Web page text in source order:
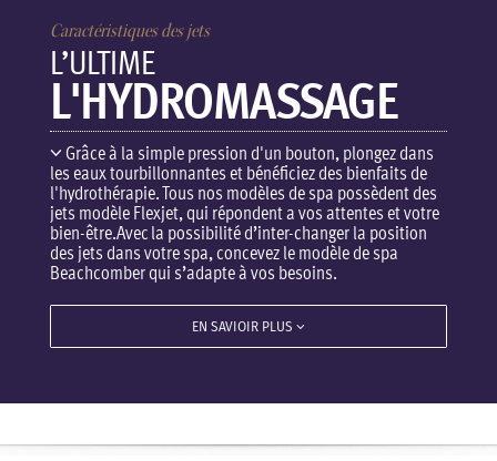
Caractéristiques des jets
L’ULTIME
L'HYDROMASSAGE
Grâce à la simple pression d'un bouton, plongez dans
les eaux tourbillonnantes et bénéficiez des bienfaits de
l'hydrothérapie. Tous nos modèles de spa possèdent des
jets modèle Flexjet, qui répondent a vos attentes et votre
bien-être.Avec la possibilité d’inter-changer la position
des jets dans votre spa, concevez le modèle de spa
Beachcomber qui s’adapte à vos besoins.
EN SAVIOIR PLUS